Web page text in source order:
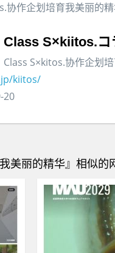
协作企划培育我美丽的
Class S×kiitos.コ
Class S×kitos.协作企划
kiitos/
20
美丽的精华』相似的